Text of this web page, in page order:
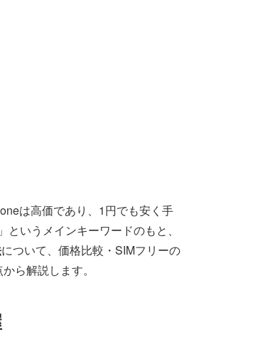
は高価であり、1円でも安く手
いうメインキーワードのもと、
について、価格比較・SIMフリーの
ら解説します。